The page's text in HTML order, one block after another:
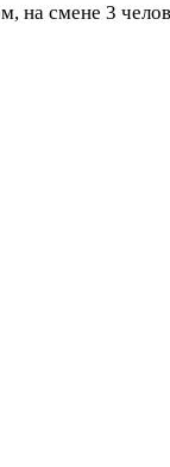
на смене 3